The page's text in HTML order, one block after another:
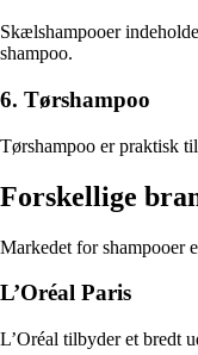
Skælshampooer
shampoo.
6. Tørshampoo
Tørshampoo er praktisk
Forskellige
Markedet for shampooer
L’Oréal Paris
L’Oréal tilbyder et bredt